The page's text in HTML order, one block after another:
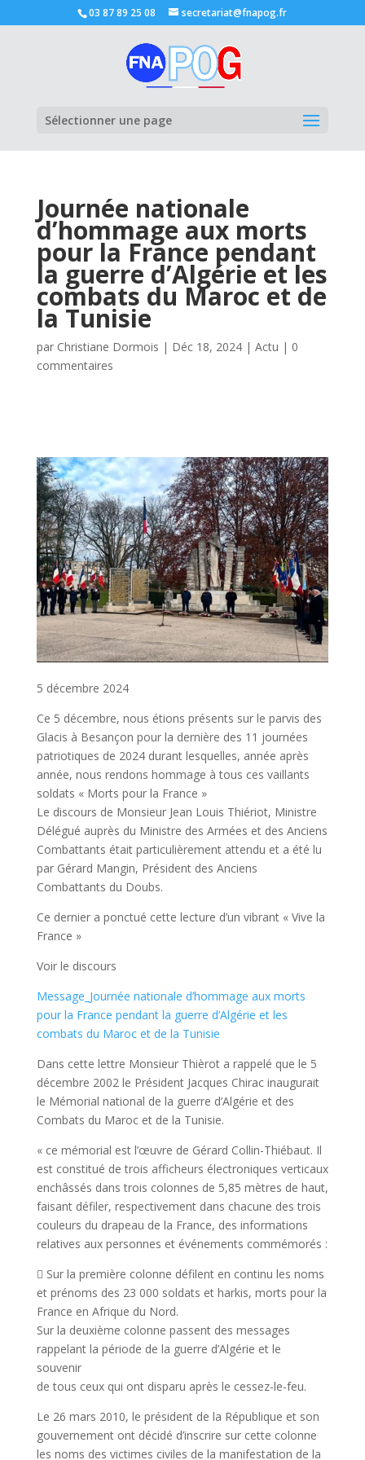
03 87 89 25 08 secretariat@fnapog.fr
Sélectionner une page
Journée nationale
d’hommage aux morts
pour la France pendant
la guerre d’Algérie et les
combats du Maroc et de
la Tunisie
par Christiane Dormois | Déc 18, 2024| Actu | 0
commentaires
5 décembre 2024
Ce 5 décembre, nous étions présents sur le parvis des
Glacis à Besançon pour la dernière des 11 journées
patriotiques de 2024 durant lesquelles, année après
année, nous rendons hommage à tous ces vaillants
soldats « Morts pour la France »
Le discours de Monsieur Jean Louis Thiériot, Ministre
Délégué auprès du Ministre des Armées et des Anciens
Combattants était particulièrement attendu et a été lu
par Gérard Mangin, Président des Anciens
Combattants du Doubs.
Ce dernier a ponctué cette lecture d’un vibrant « Vive la
France »
Voir le discours
Message_Journée nationale d’hommage aux morts
pour la France pendant la guerre d’Algérie et les
combats du Maroc et de la Tunisie
Dans cette lettre Monsieur Thièrot a rappelé que le 5
décembre 2002 le Président Jacques Chirac inaugurait
le Mémorial national de la guerre d’Algérie et des
Combats du Maroc et de la Tunisie.
« ce mémorial est l’œuvre de Gérard Collin-Thiébaut. Il
est constitué de trois afficheurs électroniques verticaux
enchâssés dans trois colonnes de 5,85 mètres de haut,
faisant défiler, respectivement dans chacune des trois
couleurs du drapeau de la France, des informations
relatives aux personnes et événements commémorés :
 Sur la première colonne défilent en continu les noms
et prénoms des 23 000 soldats et harkis, morts pour la
France en Afrique du Nord.
Sur la deuxième colonne passent des messages
rappelant la période de la guerre d’Algérie et le
souvenir
de tous ceux qui ont disparu après le cessez-le-feu.
Le 26 mars 2010, le président de la République et son
gouvernement ont décidé d’inscrire sur cette colonne
les noms des victimes civiles de la manifestation de la